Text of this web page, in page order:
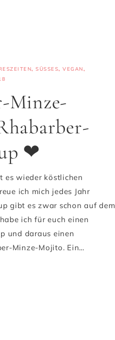
, SÜSSES , VEGAN,
Minze-
❤
es wieder köstlichen
ich mich jedes Jahr
gibt es zwar schon auf dem
ich für euch einen
und daraus einen
Minze-Mojito. Ein…